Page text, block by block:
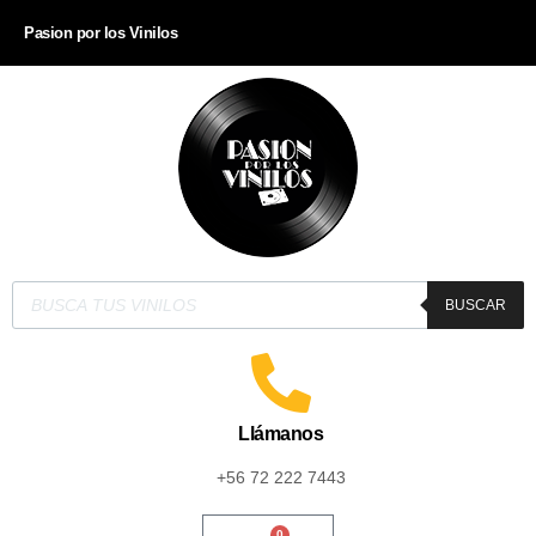
Pasion por los Vinilos
BUSCAR
Llámanos
+56 72 222 7443